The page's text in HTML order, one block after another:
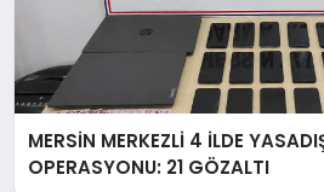
MERSİN MERKEZLİ 4 İLDE
OPERASYONU: 21 GÖZALTI